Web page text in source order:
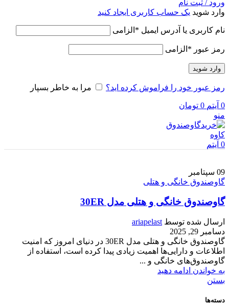
ورود / ثبت نام
وارد شوید یک حساب کاربری ایجاد کنید
نام کاربری یا آدرس ایمیل * الزامی
رمز عبور * الزامی
وارد شوید
رمز عبور خود را فراموش کرده اید؟ مرا به خاطر بسپار
0 آیتم 0 تومان
منو
0 آیتم
09 سپتامبر
گاوصندوق خانگی و هتلی
گاوصندوق خانگی و هتلی مدل 30ER
ارسال شده توسط ariapelast
دسامبر 29, 2025
گاوصندوق خانگی و هتلی مدل 30ER در دنیای امروز که امنیت
اطلاعات و دارایی‌ها اهمیت زیادی پیدا کرده است، استفاده از
گاوصندوق‌های خانگی و ...
به خواندن ادامه دهید
بستن
دسته‌ها